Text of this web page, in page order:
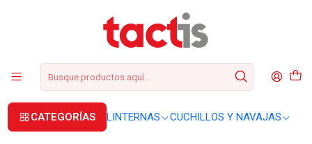
CATEGORÍAS LINTERNAS CUCHILLOS Y NAVAJAS
+56 2 3224 9572 +569 62369815
CUCHILLOS Y NAVAJAS
CORTAPLUMAS
Cortapluma Victorinox Fisherman 1.4733.72